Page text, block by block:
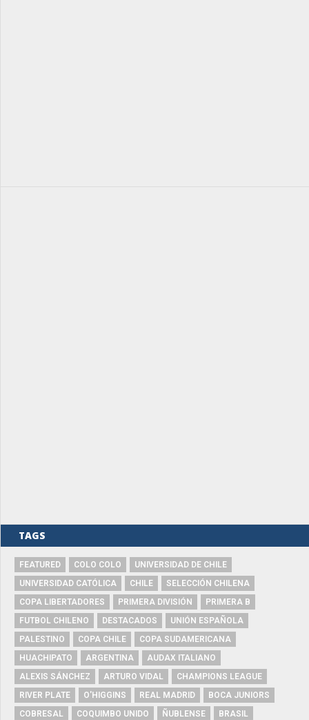
TAGS
FEATURED COLO COLO
UNIVERSIDAD DE CHILE
UNIVERSIDAD CATÓLICA
CHILE
SELECCIÓN CHILENA
COPA LIBERTADORES
PRIMERA DIVISIÓN
PRIMERA B
FUTBOL CHILENO
DESTACADOS
UNIÓN ESPAÑOLA
PALESTINO
COPA CHILE
COPA SUDAMERICANA
HUACHIPATO
ARGENTINA
AUDAX ITALIANO
ALEXIS SÁNCHEZ
ARTURO VIDAL
CHAMPIONS LEAGUE
RIVER PLATE
O'HIGGINS REAL MADRID
BOCA JUNIORS
COBRESAL
COQUIMBO UNIDO ÑUBLENSE
BRASIL